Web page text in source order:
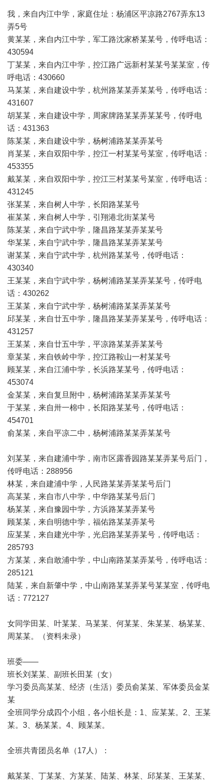
我，来自内江中学，家庭住址：杨浦区平凉路2767弄东13
弄5号
黄某某，来自内江中学，军工路沈家桥某某号，传呼电话：
430594
丁某某，来自内江中学，控江路广远新村某某号某某室，传
呼电话：430660
马某某，来自建设中学，杭州路某某弄某某号，传呼电话：
431607
胡某某，来自建设中学，周家牌路某某弄某某号，传呼电
话：431363
陈某某，来自建设中学，杨树浦路某某弄某号
肖某某，来自双阳中学，控江一村某某号某室，传呼电话：
453355
戴某某，来自双阳中学，控江三村某某号某室，传呼电话：
431245
张某某，来自树人中学，长阳路某某号
崔某某，来自树人中学，引翔港北街某某号
陈某某，来自宁武中学，隆昌路某某弄某某号
华某某，来自宁武中学，隆昌路某某弄某某号
谢某某，来自宁武中学，杭州路某某号，传呼电话：
430340
王某某，来自宁武中学，杨树浦路某某弄某某号，传呼电
话：430262
王某某，来自宁武中学，杨树浦路某某弄某某号
邱某某，来自廿五中学，隆昌路某某弄某某号，传呼电话：
431257
王某某，来自廿五中学，平凉路某某弄某某号
章某某，来自铁岭中学，控江路鞍山一村某某号
顾某某，来自江浦中学，长浜路某某号，传呼电话：
453074
金某某，来自复旦附中，杨树浦路某某弄某某号
于某某，来自卅一棉中，长阳路某某号，传呼电话：
454701
俞某某，来自平凉二中，杨树浦路某某弄某某号
刘某某，来自建浦中学，南市区露香园路某某弄某号后门，
传呼电话：288956
林某，来自建浦中学，人民路某某弄某某号后门
高某某，来自市八中学，中华路某某号后门
杨某某，来自豫园中学，方浜路某某弄某号
顾某某，来自明德中学，福佑路某某弄某号
应某某，来自建光中学，光启路某某弄某号，传呼电话：
285793
方某某，来自敢浦中学，中山南路某某弄某号，传呼电话：
285121
陆某，来自新肇中学，中山南路某某弄某号某某室，传呼电
话：772127
女同学田某、叶某某、马某某、何某某、朱某某、杨某某、
周某某。（资料未录）
班委——
班长刘某某、副班长田某（女）
学习委员高某某、经济（生活）委员俞某某、军体委员金某
某
全班同学分成四个小组，各小组长是：1、应某某。2、王某
某。3、杨某某。4、顾某某。
全班共青团员名单（17人）：
戴某某、丁某某、方某某、陆某、林某、邱某某、王某某、